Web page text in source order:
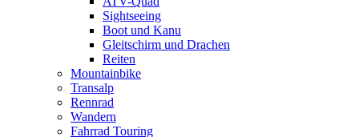
Sightseeing
Boot und Kanu
Gleitschirm und Drachen
Reiten
Mountainbike
Transalp
Rennrad
Wandern
Fahrrad Touring